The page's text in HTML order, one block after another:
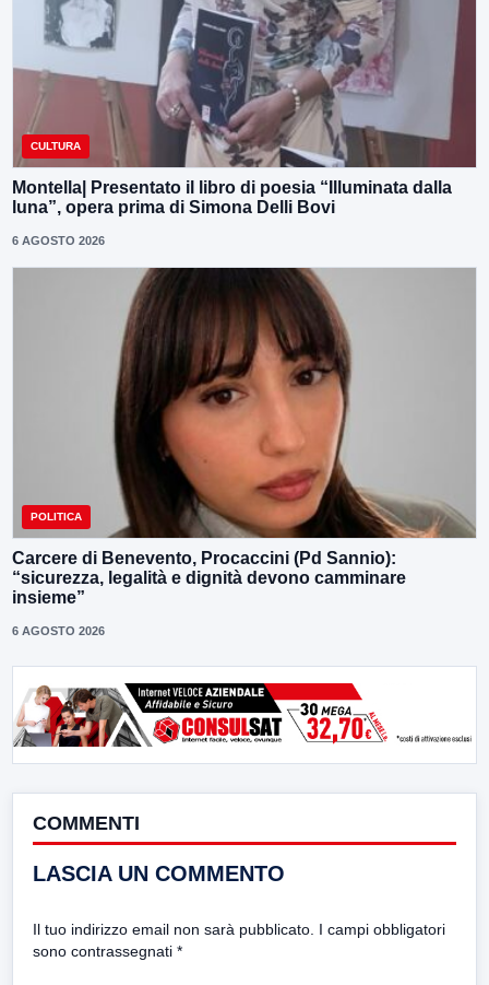
CULTURA
Montella| Presentato il libro di poesia “Illuminata dalla
luna”, opera prima di Simona Delli Bovi
6 AGOSTO 2026
POLITICA
Carcere di Benevento, Procaccini (Pd Sannio):
“sicurezza, legalità e dignità devono camminare
insieme”
6 AGOSTO 2026
COMMENTI
LASCIA UN COMMENTO
Il tuo indirizzo email non sarà pubblicato. I campi obbligatori
sono contrassegnati *